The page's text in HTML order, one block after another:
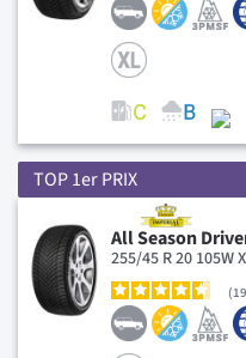
TOP 1er PRIX
All Season
255/45 R 20 105W